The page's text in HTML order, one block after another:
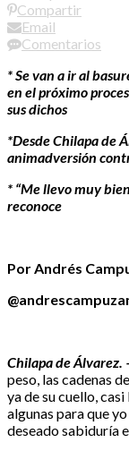
Compartir
Email
Comentarios
* Se van a ir al
en el próximo
sus dichos
*Desde Chilapa de
animadversión
* “Me llevo muy
reconoce
Por Andrés
Chilapa de Álvarez.
peso, las cadenas
ya de su cuello,
algunas para que
deseado sabiduría